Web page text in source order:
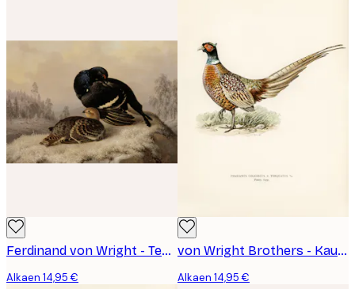
Ferdinand von Wright - Teeri, Kukko ja Kana Juliste
Alkaen 14,95 €
von Wright Brothers - Kaulusriekko Juliste
Alkaen 14,95 €